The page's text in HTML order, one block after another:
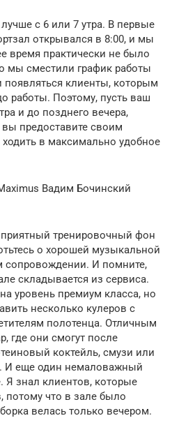
с 6 или 7 утра. В первые
открывался в 8:00, и мы
время практически не было
мы сместили график работы
появляться клиенты, которым
работы. Поэтому, пусть ваш
и до позднего вечера,
предоставите своим
в максимально удобное
Вадим Бочинский
тренировочный фон
о хорошей музыкальной
сопровождении. И помните,
складывается из сервиса.
уровень премиум класса, но
несколько кулеров с
полотенца. Отличным
где они смогут после
коктейль, смузи или
И еще один немаловажный
Я знал клиентов, которые
потому что в зале было
велась только вечером.